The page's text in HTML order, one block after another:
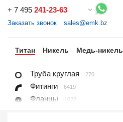
+ 7 495 241-23-63
Заказать звонок sales@emk.bz
Титан Никель Медь-никель
Труба круглая 270
Фитинги 6419
Фланцы 1022